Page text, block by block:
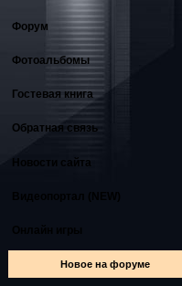
Форум
Фотоальбомы
Гостевая книга
Обратная связь
Новости сайта
Новое на форуме